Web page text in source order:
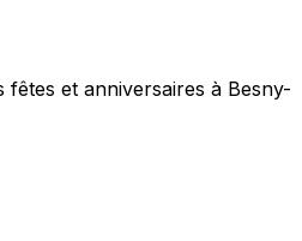
et anniversaires à Besny-